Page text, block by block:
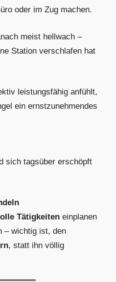
oder im Zug machen.
meist hellwach –
Station verschlafen hat
leistungsfähig anfühlt,
ein ernstzunehmendes
sich tagsüber erschöpft
Tätigkeiten einplanen
– wichtig ist, den
, statt ihn völlig